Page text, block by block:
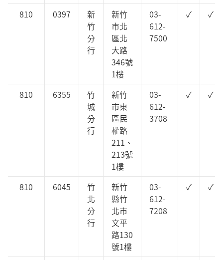
810 0397
新
竹
分
行
新竹
市北
區北
大路
346號
1樓
03-
612-
7500
✓ ✓
810 6355
竹
城
分
行
新竹
市東
區民
權路
211、
213號
1樓
03-
612-
3708
✓ ✓
810 6045
竹
北
分
行
新竹
縣竹
北市
文平
路130
號1樓
03-
612-
7208
✓ ✓